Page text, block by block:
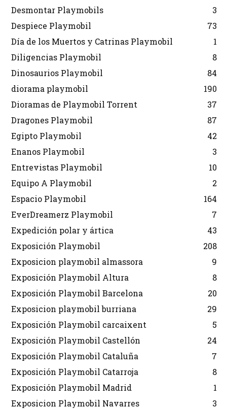
Desmontar Playmobils
3
Despiece Playmobil
73
Día de los Muertos y Catrinas Playmobil
1
Diligencias Playmobil
8
Dinosaurios Playmobil
84
diorama playmobil
190
Dioramas de Playmobil Torrent
37
Dragones Playmobil
87
Egipto Playmobil
42
Enanos Playmobil
3
Entrevistas Playmobil
10
Equipo A Playmobil
2
Espacio Playmobil
164
EverDreamerz Playmobil
7
Expedición polar y ártica
43
Exposición Playmobil
208
Exposicion playmobil almassora
9
Exposición Playmobil Altura
8
Exposición Playmobil Barcelona
20
Exposicion playmobil burriana
29
Exposición Playmobil carcaixent
5
Exposición Playmobil Castellón
24
Exposición Playmobil Cataluña
7
Exposición Playmobil Catarroja
8
Exposición Playmobil Madrid
1
Exposicion Playmobil Navarres
3